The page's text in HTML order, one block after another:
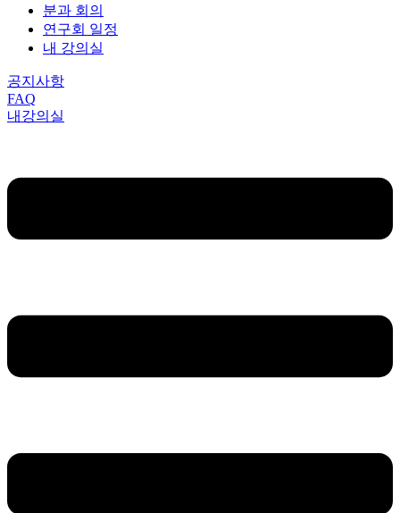
분과 회의
연구회 일정
내 강의실
공지사항
FAQ
내강의실